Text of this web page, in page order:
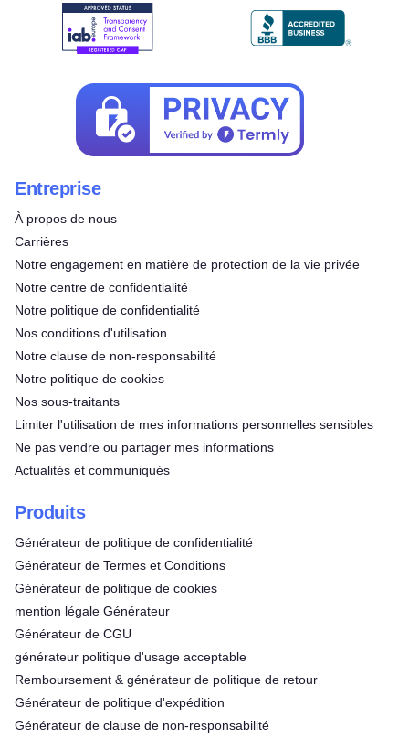
Entreprise
À propos de nous
Carrières
Notre engagement en matière de protection de la vie privée
Notre centre de confidentialité
Notre politique de confidentialité
Nos conditions d'utilisation
Notre clause de non-responsabilité
Notre politique de cookies
Nos sous-traitants
Limiter l'utilisation de mes informations personnelles sensibles
Ne pas vendre ou partager mes informations
Actualités et communiqués
Produits
Générateur de politique de confidentialité
Générateur de Termes et Conditions
Générateur de politique de cookies
mention légale Générateur
Générateur de CGU
générateur politique d'usage acceptable
Remboursement & générateur de politique de retour
Générateur de politique d'expédition
Générateur de clause de non-responsabilité